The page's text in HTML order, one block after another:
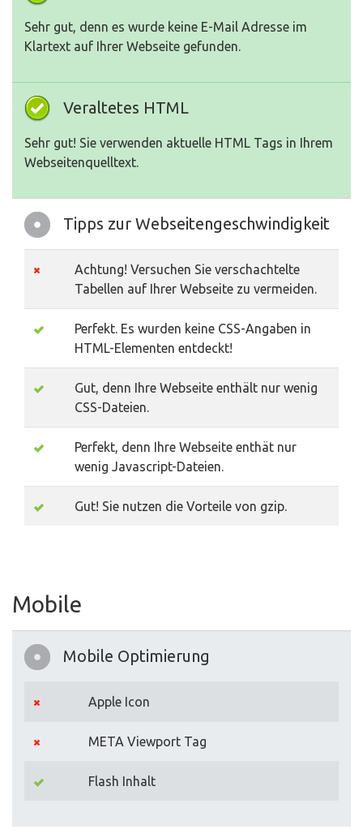
Sehr gut, denn es wurde keine E-Mail Adresse im
Klartext auf Ihrer Webseite gefunden.
Veraltetes HTML
Sehr gut! Sie verwenden aktuelle HTML Tags in Ihrem
Webseitenquelltext.
Tipps zur Webseitengeschwindigkeit
Achtung! Versuchen Sie verschachtelte
Tabellen auf Ihrer Webseite zu vermeiden.
Perfekt. Es wurden keine CSS-Angaben in
HTML-Elementen entdeckt!
Gut, denn Ihre Webseite enthält nur wenig
CSS-Dateien.
Perfekt, denn Ihre Webseite enthät nur
wenig Javascript-Dateien.
Gut! Sie nutzen die Vorteile von gzip.
Mobile
Mobile Optimierung
Apple Icon
META Viewport Tag
Flash Inhalt